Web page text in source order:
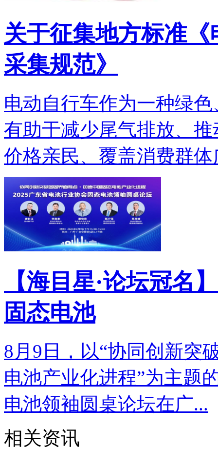
关于征集地方标准
采集规范》
电动自行车作为一种绿
有助于减少尾气排放、
价格亲民、覆盖消费群体
【海目星·论坛冠名
固态电池
8月9日，以“协同创新突
电池产业化进程”为主题
电池领袖圆桌论坛在广...
相关资讯